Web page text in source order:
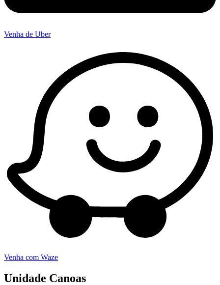
Venha de Uber
Venha com Waze
Unidade Canoas